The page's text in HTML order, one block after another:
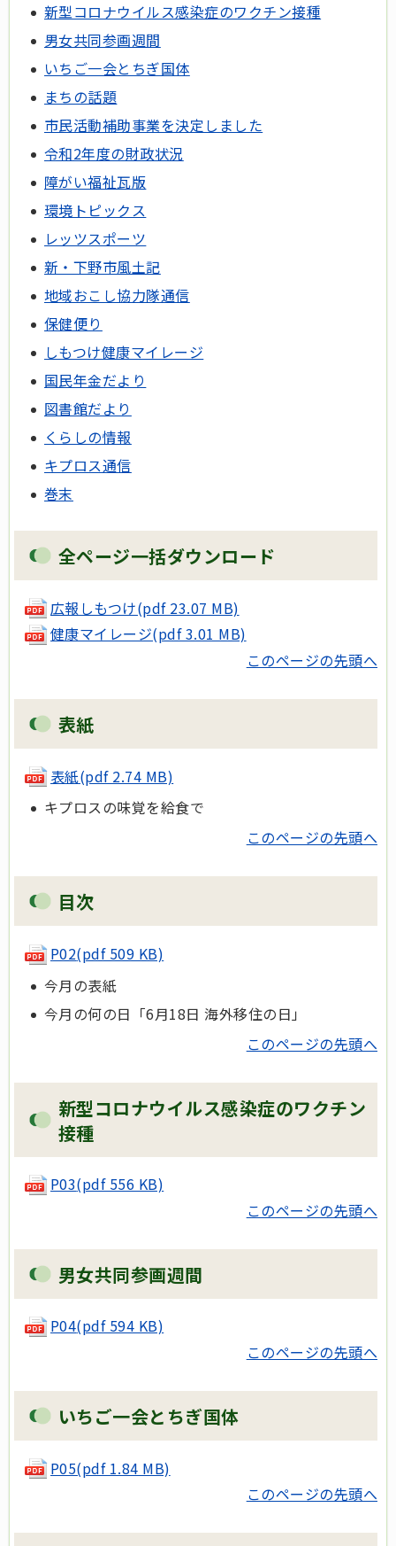
新型コロナウイルス感染症のワクチン接種
男女共同参画週間
いちご一会とちぎ国体
まちの話題
市民活動補助事業を決定しました
令和2年度の財政状況
障がい福祉瓦版
環境トピックス
レッツスポーツ
新・下野市風土記
地域おこし協力隊通信
保健便り
しもつけ健康マイレージ
国民年金だより
図書館だより
くらしの情報
キプロス通信
巻末
全ページ一括ダウンロード
広報しもつけ(pdf 23.07 MB)
健康マイレージ(pdf 3.01 MB)
このページの先頭へ
表紙
表紙(pdf 2.74 MB)
キプロスの味覚を給食で
このページの先頭へ
目次
P02(pdf 509 KB)
今月の表紙
今月の何の日「6月18日 海外移住の日」
このページの先頭へ
新型コロナウイルス感染症のワクチン
接種
P03(pdf 556 KB)
このページの先頭へ
男女共同参画週間
P04(pdf 594 KB)
このページの先頭へ
いちご一会とちぎ国体
P05(pdf 1.84 MB)
このページの先頭へ